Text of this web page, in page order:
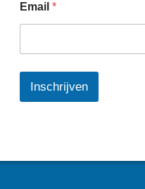
Email *
Inschrijven